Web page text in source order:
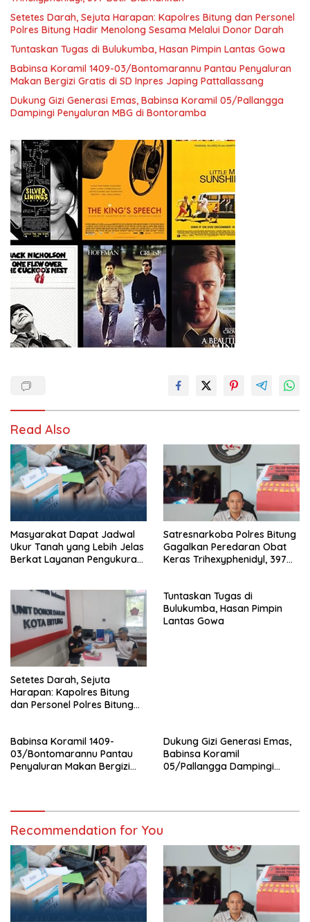
Setetes Darah, Sejuta Harapan: Kapolres Bitung dan Personel
Polres Bitung Hadir Menolong Sesama Melalui Donor Darah
Tuntaskan Tugas di Bulukumba, Hasan Pimpin Lantas Gowa
Babinsa Koramil 1409-03/Bontomarannu Pantau Penyaluran
Makan Bergizi Gratis di SD Inpres Japing Pattallassang
Dukung Gizi Generasi Emas, Babinsa Koramil 05/Pallangga
Dampingi Penyaluran MBG di Bontoramba
Read Also
Masyarakat Dapat Jadwal
Ukur Tanah yang Lebih Jelas
Berkat Layanan Pengukuran
Satresnarkoba Polres Bitung
Gagalkan Peredaran Obat
Keras Trihexyphenidyl, 397
Setetes Darah, Sejuta
Harapan: Kapolres Bitung
dan Personel Polres Bitung
Tuntaskan Tugas di
Bulukumba, Hasan Pimpin
Lantas Gowa
Babinsa Koramil 1409-
03/Bontomarannu Pantau
Penyaluran Makan Bergizi
Dukung Gizi Generasi Emas,
Babinsa Koramil
05/Pallangga Dampingi
Recommendation for You